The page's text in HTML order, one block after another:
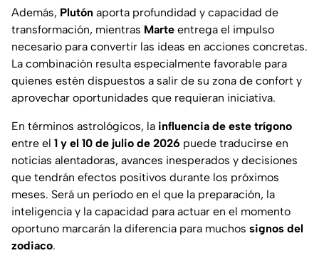
Además, Plutón aporta profundidad y capacidad de
transformación, mientras Marte entrega el impulso
necesario para convertir las ideas en acciones concretas.
La combinación resulta especialmente favorable para
quienes estén dispuestos a salir de su zona de confort y
aprovechar oportunidades que requieran iniciativa.
En términos astrológicos, la influencia de este trígono
entre el 1 y el 10 de julio de 2026 puede traducirse en
noticias alentadoras, avances inesperados y decisiones
que tendrán efectos positivos durante los próximos
meses. Será un período en el que la preparación, la
inteligencia y la capacidad para actuar en el momento
oportuno marcarán la diferencia para muchos signos del
zodiaco.